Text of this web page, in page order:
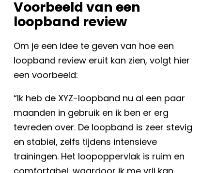
Voorbeeld van een
loopband review
Om je een idee te geven van hoe een
loopband review eruit kan zien, volgt hier
een voorbeeld:
“Ik heb de XYZ-loopband nu al een paar
maanden in gebruik en ik ben er erg
tevreden over. De loopband is zeer stevig
en stabiel, zelfs tijdens intensieve
trainingen. Het loopoppervlak is ruim en